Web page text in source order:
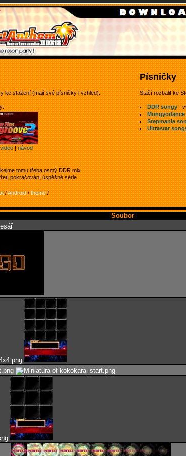
ke stažení (mají své písničky i vzhled).
video|návod
tomu třeba osmý DDR mix
pokračování úspěšné série
Písničky
Stačí rozbalit ke
DDR songy-
Stepmania
Ultrastar
/Android/theme/
Soubor